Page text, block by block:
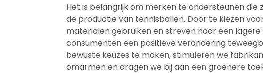
Het is belangrijk om merken te ondersteunen
de productie van tennisballen. Door te kiezen
materialen gebruiken en streven naar een
consumenten een positieve verandering
bewuste keuzes te maken, stimuleren we
omarmen en dragen we bij aan een groenere